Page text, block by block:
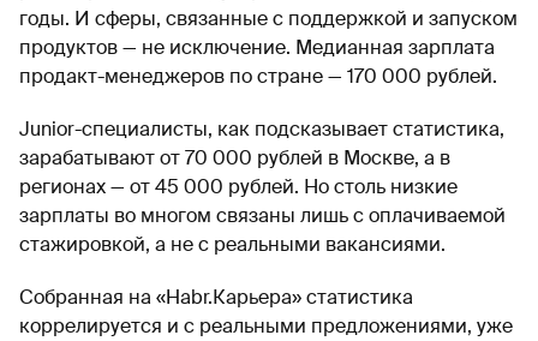
годы. И сферы, связанные с поддержкой и запуском
продуктов — не исключение. Медианная зарплата
продакт-менеджеров по стране — 170 000 рублей.
Junior-специалисты, как подсказывает статистика,
зарабатывают от 70 000 рублей в Москве, а в
регионах — от 45 000 рублей. Но столь низкие
зарплаты во многом связаны лишь с оплачиваемой
стажировкой, а не с реальными вакансиями.
Собранная на «Habr.Карьера» статистика
коррелируется и с реальными предложениями, уже